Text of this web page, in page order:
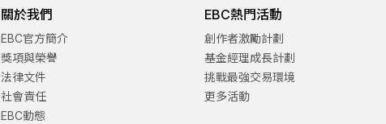
關於我們
EBC官方簡介
獎項與榮譽
法律文件
社會責任
EBC動態
EBC熱門活動
創作者激勵計劃
基金經理成長計劃
挑戰最強交易環境
更多活動